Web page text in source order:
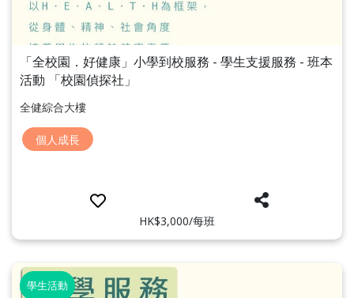
「全校園．好健康」小學到校服務 - 學生支援服務 - 班本
活動 「校園偵探社」
全健綜合大樓
個人成長
HK$3,000/每班
學生活動